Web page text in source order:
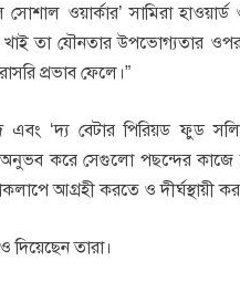
সোশাল ওয়ার্কার’ সামিরা
তা যৌনতার উপভোগ্যতার ওপর
প্রভাব ফেলে।”
এবং ‘দ্য বেটার পিরিয়ড ফুড
করে সেগুলো পছন্দের কাজে
আগ্রহী করতে ও দীর্ঘস্থায়ী
তারা।